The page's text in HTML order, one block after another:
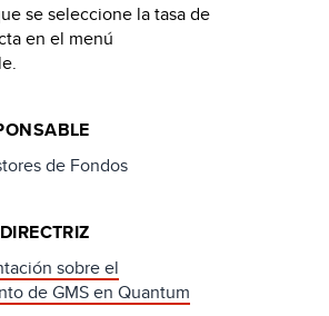
se seleccione la tasa de
en el menú
de Fondos
sobre el
de GMS en Quantum